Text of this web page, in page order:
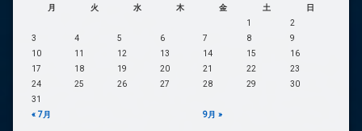
月
火 水 木 金 土
日
1
2
3
4 5 6 7 8
9
10
11 12 13 14 15
16
17
18 19 20 21 22
23
24
25 26 27 28 29
30
31
« 7月
9月 »